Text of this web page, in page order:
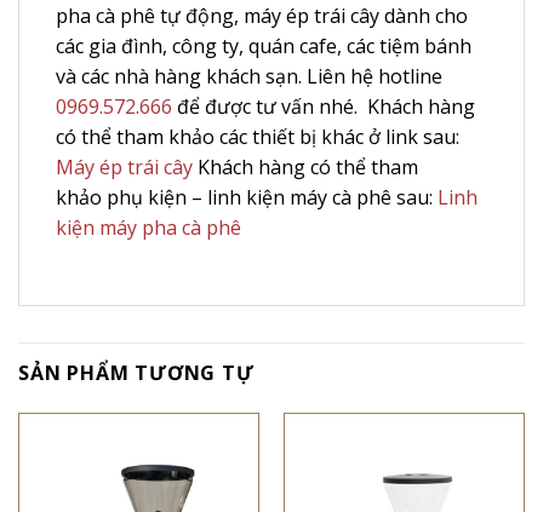
pha cà phê tự động, máy ép trái cây dành cho
các gia đình, công ty, quán cafe, các tiệm bánh
và các nhà hàng khách sạn. Liên hệ hotline
0969.572.666 để được tư vấn nhé. Khách hàng
có thể tham khảo các thiết bị khác ở link sau:
Máy ép trái cây Khách hàng có thể tham
khảo phụ kiện – linh kiện máy cà phê sau: Linh
kiện máy pha cà phê
SẢN PHẨM TƯƠNG TỰ